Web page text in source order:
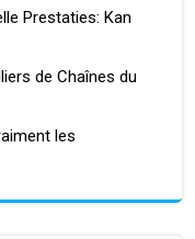
Prestaties: Kan
de Chaînes du
les